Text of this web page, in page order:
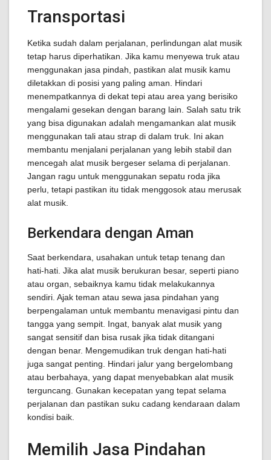
Transportasi
Ketika sudah dalam perjalanan, perlindungan alat musik
tetap harus diperhatikan. Jika kamu menyewa truk atau
menggunakan jasa pindah, pastikan alat musik kamu
diletakkan di posisi yang paling aman. Hindari
menempatkannya di dekat tepi atau area yang berisiko
mengalami gesekan dengan barang lain. Salah satu trik
yang bisa digunakan adalah mengamankan alat musik
menggunakan tali atau strap di dalam truk. Ini akan
membantu menjalani perjalanan yang lebih stabil dan
mencegah alat musik bergeser selama di perjalanan.
Jangan ragu untuk menggunakan sepatu roda jika
perlu, tetapi pastikan itu tidak menggosok atau merusak
alat musik.
Berkendara dengan Aman
Saat berkendara, usahakan untuk tetap tenang dan
hati-hati. Jika alat musik berukuran besar, seperti piano
atau organ, sebaiknya kamu tidak melakukannya
sendiri. Ajak teman atau sewa jasa pindahan yang
berpengalaman untuk membantu menavigasi pintu dan
tangga yang sempit. Ingat, banyak alat musik yang
sangat sensitif dan bisa rusak jika tidak ditangani
dengan benar. Mengemudikan truk dengan hati-hati
juga sangat penting. Hindari jalur yang bergelombang
atau berbahaya, yang dapat menyebabkan alat musik
terguncang. Gunakan kecepatan yang tepat selama
perjalanan dan pastikan suku cadang kendaraan dalam
kondisi baik.
Memilih Jasa Pindahan